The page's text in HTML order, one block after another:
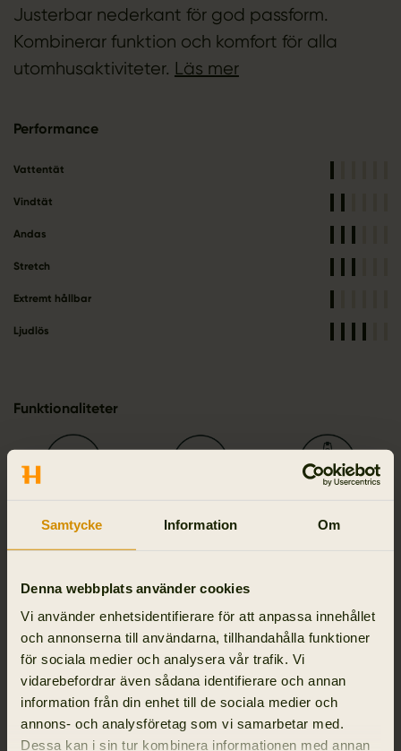
Samtycke Information Om
Denna webbplats använder cookies
Vi använder enhetsidentifierare för att anpassa innehållet
och annonserna till användarna, tillhandahålla funktioner
för sociala medier och analysera vår trafik. Vi
vidarebefordrar även sådana identifierare och annan
information från din enhet till de sociala medier och
annons- och analysföretag som vi samarbetar med.
Dessa kan i sin tur kombinera informationen med annan
Justerbar nederkant för god passform.
Kombinerar funktion och komfort för alla
utomhusaktiviteter. Läs mer
Performance
Vattentät
Vindtät
Andas
Stretch
Extremt hållbar
Ljudlös
Funktionaliteter
Detaljer & egenskaper